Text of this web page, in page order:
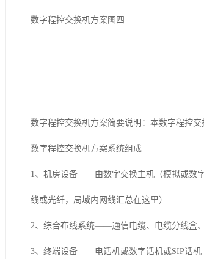
数字程控交换机方案图四
数字程控交换机方案简要说明：本数字程控
数字程控交换机方案系统组成
1、机房设备——由数字交换主机（模拟或数
线或光纤，局域内网线汇总在这里）
2、综合布线系统——通信电缆、电缆分线盒
3、终端设备——电话机或数字话机或SIP话机